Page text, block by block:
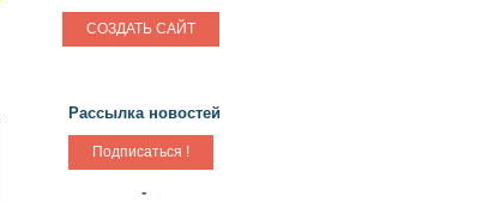
СОЗДАТЬ САЙТ
Рассылка новостей
-